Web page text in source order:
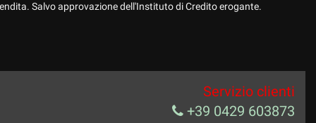
Salvo approvazione dell'Instituto di Credito erogante.
Servizio clienti
+39 0429 603873